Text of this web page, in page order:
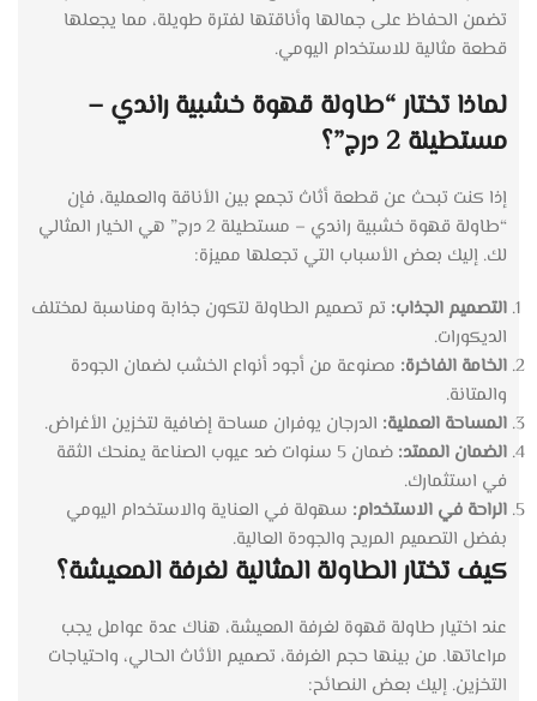
تضمن الحفاظ على جمالها وأناقتها لفترة طويلة، مما يجعلها
قطعة مثالية للاستخدام اليومي.
لماذا تختار “طاولة قهوة خشبية راندي –
مستطيلة 2 درج”؟
إذا كنت تبحث عن قطعة أثاث تجمع بين الأناقة والعملية، فإن
“طاولة قهوة خشبية راندي – مستطيلة 2 درج” هي الخيار المثالي
لك. إليك بعض الأسباب التي تجعلها مميزة:
التصميم الجذاب: تم تصميم الطاولة لتكون جذابة ومناسبة لمختلف
الديكورات.
الخامة الفاخرة: مصنوعة من أجود أنواع الخشب لضمان الجودة
والمتانة.
المساحة العملية: الدرجان يوفران مساحة إضافية لتخزين الأغراض.
الضمان الممتد:
ضمان 5 سنوات ضد عيوب الصناعة يمنحك الثقة
في استثمارك.
الراحة في الاستخدام: سهولة في العناية والاستخدام اليومي
بفضل التصميم المريح والجودة العالية.
كيف تختار الطاولة المثالية لغرفة المعيشة؟
عند اختيار طاولة قهوة لغرفة المعيشة، هناك عدة عوامل يجب
مراعاتها. من بينها حجم الغرفة، تصميم الأثاث الحالي، واحتياجات
التخزين. إليك بعض النصائح: